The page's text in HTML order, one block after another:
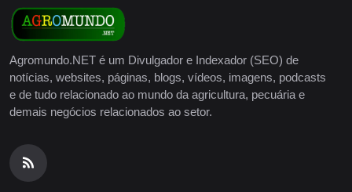
Agromundo.NET é um Divulgador e Indexador (SEO) de
notícias, websites, páginas, blogs, vídeos, imagens, podcasts
e de tudo relacionado ao mundo da agricultura, pecuária e
demais negócios relacionados ao setor.